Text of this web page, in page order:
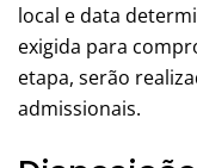
local e data
exigida para
etapa, serão
admissionais.